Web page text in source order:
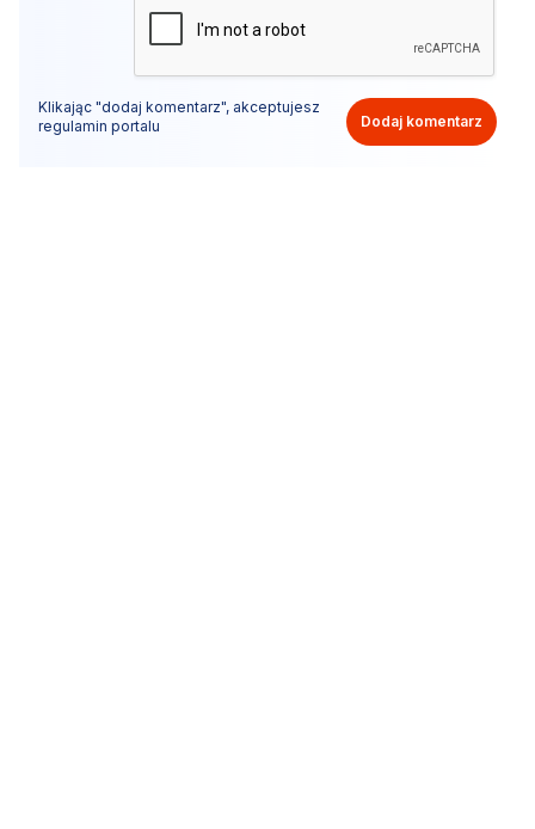
Klikając "dodaj komentarz", akceptujesz
regulamin portalu
Dodaj komentarz